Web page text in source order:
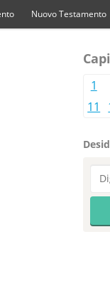
Nuovo Testamento
1
11